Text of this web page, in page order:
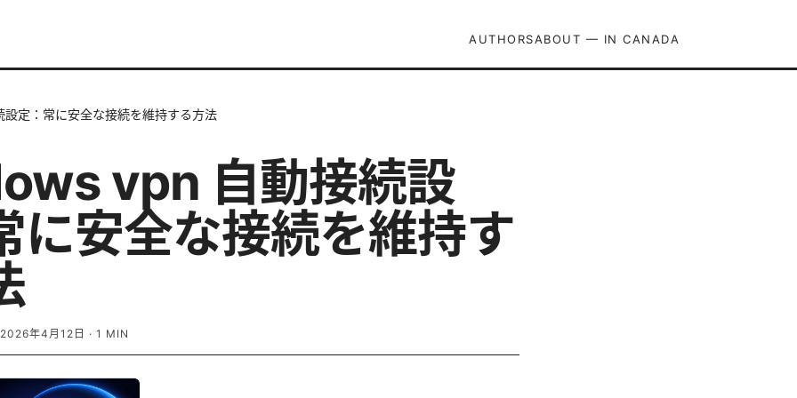
AUTHORSABOUT — IN CANADA
定：常に安全な接続を維持する方法
vpn 自動接続設
に安全な接続を維持す
2026年4月12日 · 1 MIN